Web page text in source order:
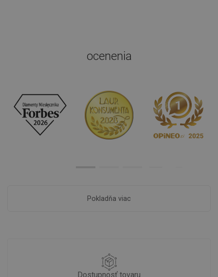
ocenenia
Pokladňa viac
Dostupnosť tovaru